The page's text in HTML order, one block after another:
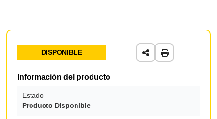
DISPONIBLE
Información del producto
Estado
Producto Disponible